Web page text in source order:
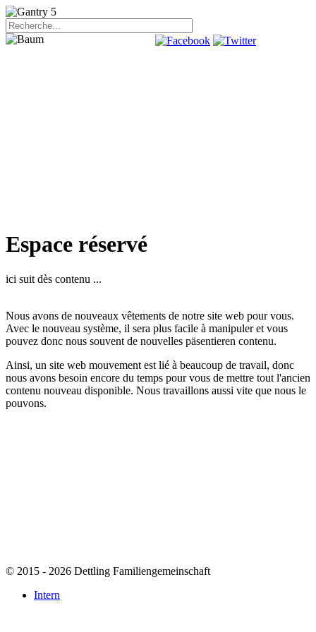
Espace réservé
ici suit dès contenu ...
Nous avons de nouveaux vêtements de notre site web pour vous.
Avec le nouveau système, il sera plus facile à manipuler et vous
pouvez donc nous souvent de nouvelles päsentieren contenu.
Ainsi, un site web mouvement est lié à beaucoup de travail, donc
nous avons besoin encore du temps pour vous de mettre tout l'ancien
contenu nouveau disponible. Nous travaillons aussi vite que nous le
pouvons.
© 2015 - 2026 Dettling Familiengemeinschaft
Intern